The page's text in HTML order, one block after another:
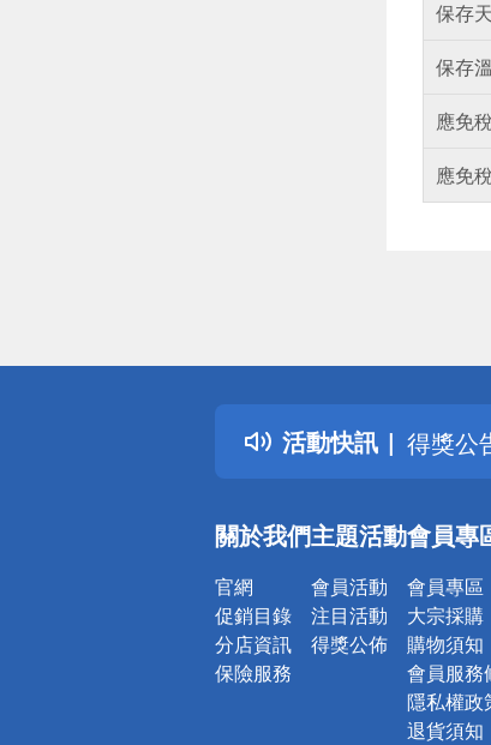
保存
保存
應免稅
應免稅
活動快訊
詐騙網
得獎公
熱門話
銀行優
詐騙網
關於我們
官網
促銷目錄
分店資訊
保險服務
主題活動
會員活動
注目活動
得獎公佈
會員專
會員專區
大宗採購
購物須知
會員服務
隱私權政
退貨須知